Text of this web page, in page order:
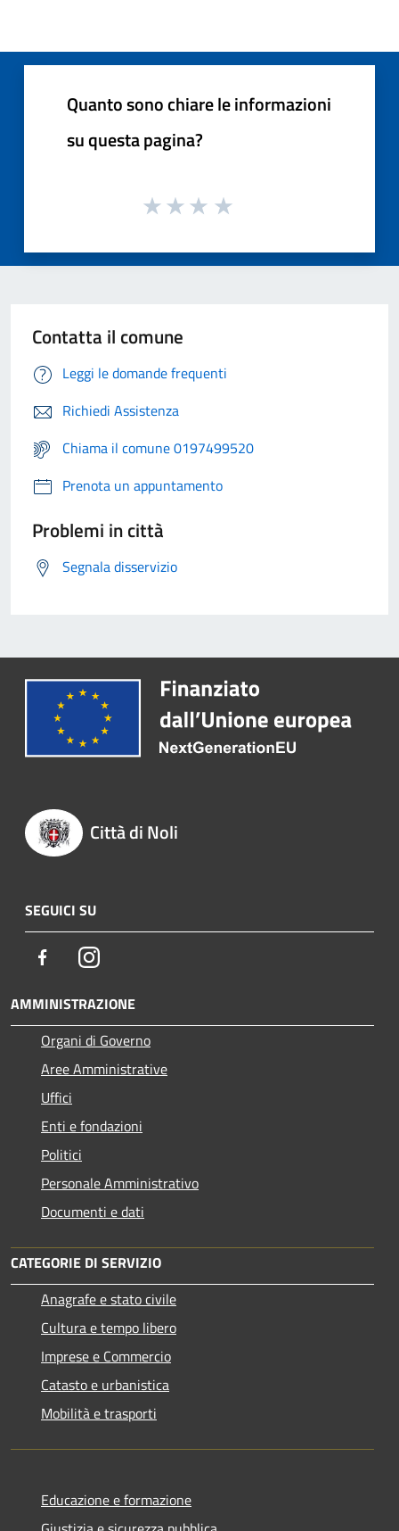
Quanto sono chiare le informazioni
su questa pagina?
Contatta il comune
Leggi le domande frequenti
Richiedi Assistenza
Chiama il comune 0197499520
Prenota un appuntamento
Problemi in città
Segnala disservizio
Città di Noli
SEGUICI SU
FacebookInstagram
AMMINISTRAZIONE
Organi di Governo
Aree Amministrative
Uffici
Enti e fondazioni
Politici
Personale Amministrativo
Documenti e dati
CATEGORIE DI SERVIZIO
Anagrafe e stato civile
Cultura e tempo libero
Imprese e Commercio
Catasto e urbanistica
Mobilità e trasporti
Educazione e formazione